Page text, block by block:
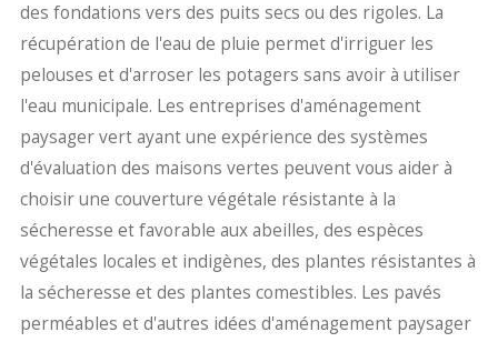
des fondations vers des puits secs ou des rigoles. La
récupération de l'eau de pluie permet d'irriguer les
pelouses et d'arroser les potagers sans avoir à utiliser
l'eau municipale. Les entreprises d'aménagement
paysager vert ayant une expérience des systèmes
d'évaluation des maisons vertes peuvent vous aider à
choisir une couverture végétale résistante à la
sécheresse et favorable aux abeilles, des espèces
végétales locales et indigènes, des plantes résistantes à
la sécheresse et des plantes comestibles. Les pavés
perméables et d'autres idées d'aménagement paysager